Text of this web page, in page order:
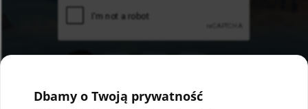
Dbamy o Twoją prywatność